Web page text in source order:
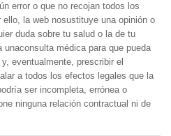
error o que no recojan todos los
la web nosustituye una opinión o
duda sobre tu salud o la de tu
médica para que pueda
eventualmente, prescribir el
a todos los efectos legales que la
ser incompleta, errónea o
ninguna relación contractual ni de